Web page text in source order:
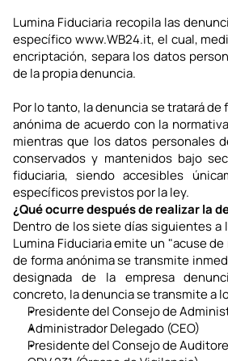
Lumina Fiduciaria recopila las
específico www.WB24.it, el cual,
encriptación, separa los datos
de la propia denuncia.
Por lo tanto, la denuncia se tratará
anónima de acuerdo con la
mientras que los datos personales
conservados y mantenidos bajo
fiduciaria, siendo accesibles
específicos previstos por la ley.
¿Qué ocurre después de realizar la
Dentro de los siete días siguientes a
Lumina Fiduciaria emite un "acuse
de forma anónima se transmite
designada de la empresa
concreto, la denuncia se transmite a
Presidente del Consejo de
Administrador Delegado (CEO)
Presidente del Consejo de